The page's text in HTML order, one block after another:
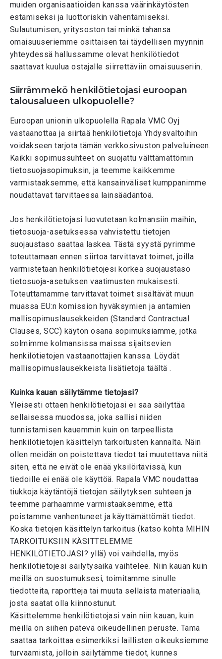
muiden organisaatioiden kanssa väärinkäytösten
estämiseksi ja luottoriskin vähentämiseksi.
Sulautumisen, yritysoston tai minkä tahansa
omaisuuseriemme osittaisen tai täydellisen myynnin
yhteydessä hallussamme olevat henkilötiedot
saattavat kuulua ostajalle siirrettäviin omaisuuseriin.
Siirrämmekö henkilötietojasi euroopan
talousalueen ulkopuolelle?
Euroopan unionin ulkopuolella Rapala VMC Oyj
vastaanottaa ja siirtää henkilötietoja Yhdysvaltoihin
voidakseen tarjota tämän verkkosivuston palveluineen.
Kaikki sopimussuhteet on suojattu välttämättömin
tietosuojasopimuksin, ja teemme kaikkemme
varmistaaksemme, että kansainväliset kumppanimme
noudattavat tarvittaessa lainsäädäntöä.
Jos henkilötietojasi luovutetaan kolmansiin maihin,
tietosuoja-asetuksessa vahvistettu tietojen
suojaustaso saattaa laskea. Tästä syystä pyrimme
toteuttamaan ennen siirtoa tarvittavat toimet, joilla
varmistetaan henkilötietojesi korkea suojaustaso
tietosuoja-asetuksen vaatimusten mukaisesti.
Toteuttamamme tarvittavat toimet sisältävät muun
muassa EU:n komission hyväksymien ja antamien
mallisopimuslausekkeiden (Standard Contractual
Clauses, SCC) käytön osana sopimuksiamme, jotka
solmimme kolmansissa maissa sijaitsevien
henkilötietojen vastaanottajien kanssa. Löydät
mallisopimuslausekkeista lisätietoja täältä .
Kuinka kauan säilytämme tietojasi?
Yleisesti ottaen henkilötietojasi ei saa säilyttää
sellaisessa muodossa, joka sallisi niiden
tunnistamisen kauemmin kuin on tarpeellista
henkilötietojen käsittelyn tarkoitusten kannalta. Näin
ollen meidän on poistettava tiedot tai muutettava niitä
siten, että ne eivät ole enää yksilöitävissä, kun
tiedoille ei enää ole käyttöä. Rapala VMC noudattaa
tiukkoja käytäntöjä tietojen säilytyksen suhteen ja
teemme parhaamme varmistaaksemme, että
poistamme vanhentuneet ja käyttämättömät tiedot.
Koska tietojen käsittelyn tarkoitus (katso kohta MIHIN
TARKOITUKSIIN KÄSITTELEMME
HENKILÖTIETOJASI? yllä) voi vaihdella, myös
henkilötietojesi säilytysaika vaihtelee. Niin kauan kuin
meillä on suostumuksesi, toimitamme sinulle
tiedotteita, raportteja tai muuta sellaista materiaalia,
josta saatat olla kiinnostunut.
Käsittelemme henkilötietojasi vain niin kauan, kuin
meillä on siihen pätevä oikeudellinen peruste. Tämä
saattaa tarkoittaa esimerkiksi laillisten oikeuksiemme
turvaamista, jolloin säilytämme tiedot, kunnes